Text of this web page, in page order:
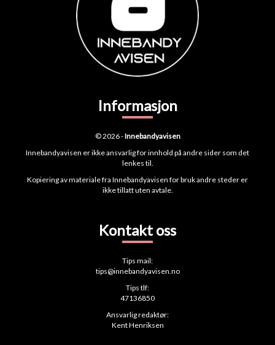
Informasjon
© 2026 -Innebandyavisen
Innebandyavisen er ikke ansvarlig for innhold på andre sider som det
lenkes til.
Kopiering av materiale fra Innebandyavisen for bruk andre steder er
ikke tillatt uten avtale.
Kontakt oss
Tips mail:
tips@innebandyavisen.no
Tips tlf:
47136850
Ansvarlig redaktør:
Kent Henriksen